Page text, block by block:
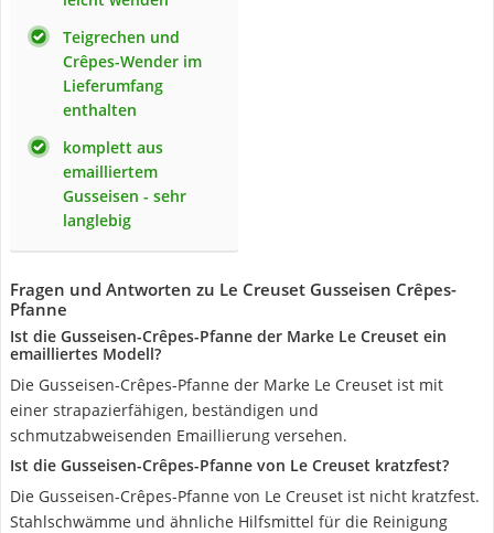
Teigrechen und
Crêpes-Wender im
Lieferumfang
enthalten
komplett aus
emailliertem
Gusseisen - sehr
langlebig
Fragen und Antworten zu Le Creuset Gusseisen Crêpes-
Pfanne
Ist die Gusseisen-Crêpes-Pfanne der Marke Le Creuset ein
emailliertes Modell?
Die Gusseisen-Crêpes-Pfanne der Marke Le Creuset ist mit
einer strapazierfähigen, beständigen und
schmutzabweisenden Emaillierung versehen.
Ist die Gusseisen-Crêpes-Pfanne von Le Creuset kratzfest?
Die Gusseisen-Crêpes-Pfanne von Le Creuset ist nicht kratzfest.
Stahlschwämme und ähnliche Hilfsmittel für die Reinigung